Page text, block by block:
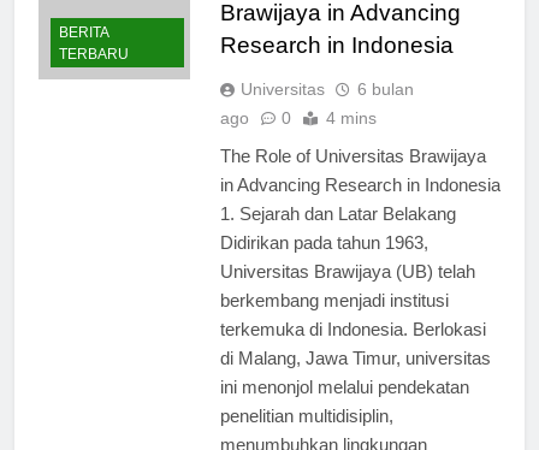
BERITA
Brawijaya in Advancing
Universitas
6 bulan
The Role of Universitas Brawijaya
in Advancing Research in Indonesia
1. Sejarah dan Latar Belakang
Didirikan pada tahun 1963,
Universitas Brawijaya (UB) telah
berkembang menjadi institusi
terkemuka di Indonesia. Berlokasi
di Malang, Jawa Timur, universitas
ini menonjol melalui pendekatan
penelitian multidisiplin,